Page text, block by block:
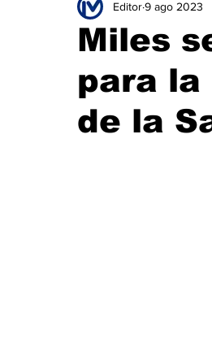
Educación Seguridad
Bienes y Raíces
Miles
para la
de la
Editor9 ago 2023